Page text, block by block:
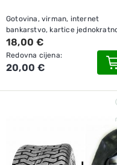
Gotovina, virman, internet
bankarstvo, kartice
18,00 €
Redovna cijena:
20,00 €